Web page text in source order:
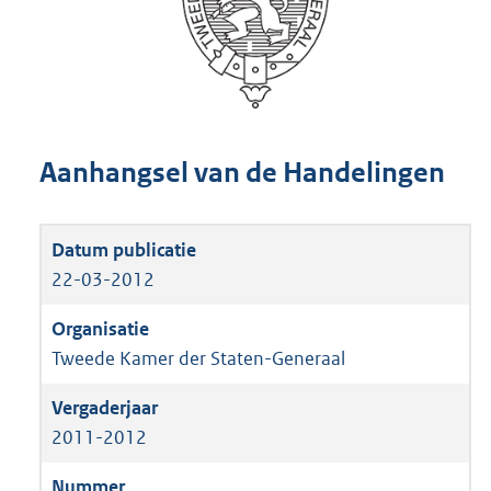
Aanhangsel van de Handelingen
22-03-2012
Tweede Kamer der Staten-Generaal
2011-2012